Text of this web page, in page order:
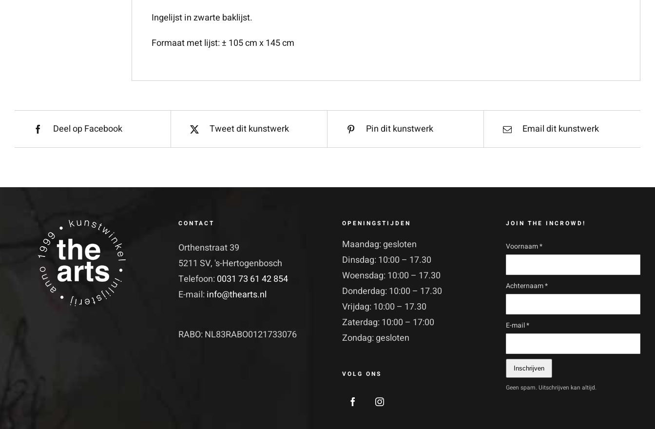
Ingelijst in zwarte baklijst.
Formaat met lijst: ± 105 cm x 145 cm
Deel op Facebook Tweet dit kunstwerk Pin dit kunstwerk Email dit kunstwerk
CONTACT
Orthenstraat 39
5211 SV, 's-Hertogenbosch
Telefoon: 0031 73 61 42 854
E-mail: info@thearts.nl
RABO: NL83RABO0121733076
OPENINGSTIJDEN
Maandag: gesloten
Dinsdag: 10:00 – 17.30
Woensdag: 10:00 – 17.30
Donderdag: 10:00 – 17.30
Vrijdag: 10:00 – 17.30
Zaterdag: 10:00 – 17:00
Zondag: gesloten
VOLG ONS
JOIN THE INCROWD!
Voornaam*
Achternaam*
E-mail*
Inschrijven
Geen spam. Uitschrijven kan altijd.